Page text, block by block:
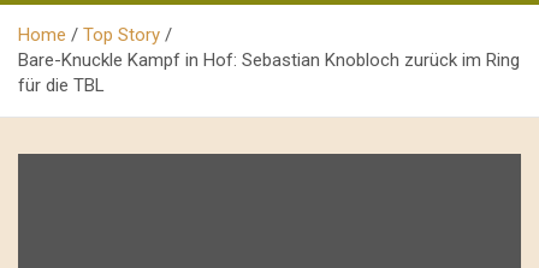
Home
Top Story
Bare-Knuckle Kampf in Hof: Sebastian Knobloch zurück im Ring
für die TBL